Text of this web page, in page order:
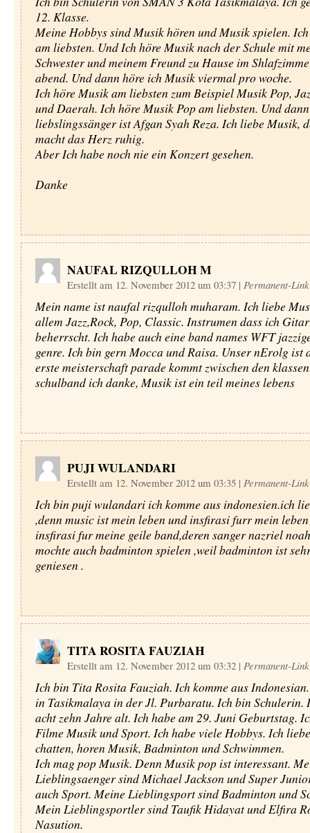
12. Klasse.
Meine Hobbys sind Musik hören und Musik spielen.
am liebsten. Und Ich höre Musik nach der Schule mit
Schwester und meinem Freund zu Hause im
abend. Und dann höre ich Musik viermal pro woche.
Ich höre Musik am liebsten zum Beispiel Musik Pop,
und Daerah. Ich höre Musik Pop am liebsten. Und
liebslingssänger ist Afgan Syah Reza. Ich liebe Musik,
macht das Herz ruhig.
Aber Ich habe noch nie ein Konzert gesehen.
Danke
NAUFAL RIZQULLOH M
Erstellt am 12. November 2012 um 03:37 | Permanent-Link
Mein name ist naufal rizqulloh muharam. Ich liebe
allem Jazz,Rock, Pop, Classic. Instrumen dass ich
beherrscht. Ich habe auch eine band names WFT
genre. Ich bin gern Mocca und Raisa. Unser nErolg ist
erste meisterschaft parade kommt zwischen den
schulband ich danke, Musik ist ein teil meines lebens
PUJI WULANDARI
Erstellt am 12. November 2012 um 03:35 | Permanent-Link
Ich bin puji wulandari ich komme aus indonesien.ich
,denn music ist mein leben und insfirasi furr mein
insfirasi fur meine geile band,deren sanger nazriel
mochte auch badminton spielen ,weil badminton ist
geniesen .
TITA ROSITA FAUZIAH
Erstellt am 12. November 2012 um 03:32 | Permanent-Link
Ich bin Tita Rosita Fauziah. Ich komme aus
in Tasikmalaya in der Jl. Purbaratu. Ich bin Schulerin.
acht zehn Jahre alt. Ich habe am 29. Juni Geburtstag.
Filme Musik und Sport. Ich habe viele Hobbys. Ich
chatten, horen Musik, Badminton und Schwimmen.
Ich mag pop Musik. Denn Musik pop ist interessant.
Lieblingsaenger sind Michael Jackson und Super
auch Sport. Meine Lieblingsport sind Badminton und
Mein Lieblingsportler sind Taufik Hidayat und Elfira
Nasution.